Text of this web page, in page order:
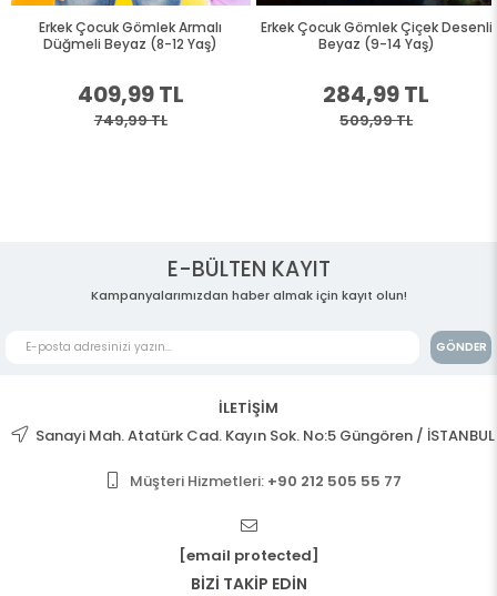
Erkek Çocuk Gömlek Armalı
Düğmeli Beyaz (8-12 Yaş)
409,99 TL
749,99 TL
Erkek Çocuk Gömlek Çiçek Desenli
Beyaz (9-14 Yaş)
284,99 TL
509,99 TL
E-BÜLTEN KAYIT
Kampanyalarımızdan haber almak için kayıt olun!
GÖNDER
İLETİŞİM
Sanayi Mah. Atatürk Cad. Kayın Sok. No:5 Güngören / İSTANBUL
Müşteri Hizmetleri: +90 212 505 55 77
[email protected]
BİZİ TAKİP EDİN